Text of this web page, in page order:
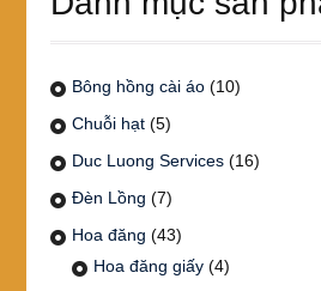
Bông hồng cài áo (10)
Chuỗi hạt (5)
Duc Luong Services (16)
Đèn Lồng (7)
Hoa đăng (43)
Hoa đăng giấy (4)